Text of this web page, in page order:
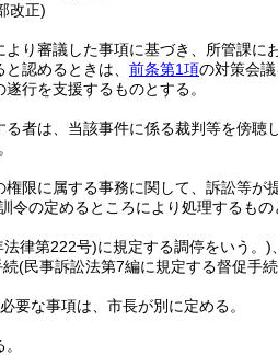
改正)
より審議した事項に基づき、所管課に
認めるときは、 前条第1項の対策会議
行を支援するものとする。
者は、当該事件に係る裁判等を傍聴
限に属する事務に関して、訴訟等
令の定めるところにより処理するもの
律第222号)に規定する調停をいう。)
続(民事訴訟法第7編に規定する督促手
要な事項は、市長が別に定める。